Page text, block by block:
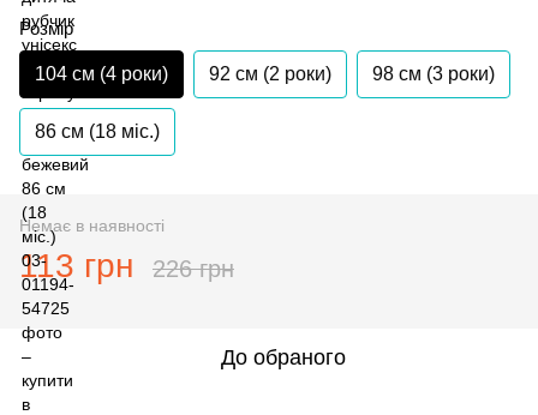
Розмір
104 см (4 роки) 92 см (2 роки) 98 см (3 роки)
86 см (18 мiс.)
Немає в наявності
113 грн 226 грн
До обраного